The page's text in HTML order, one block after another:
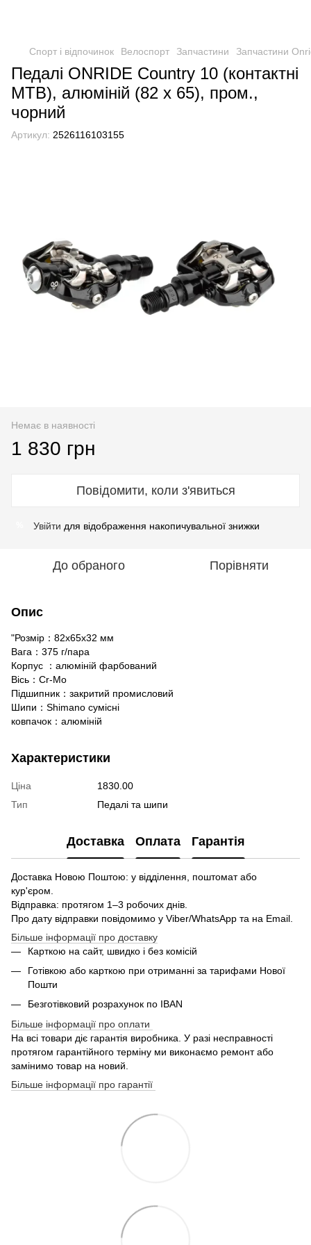
Спорт і відпочинок Велоспорт Запчастини Запчастини
Педалі ONRIDE Country 10 (контактні
MTB), алюміній (82 x 65), пром.,
чорний
Артикул: 2526116103155
Немає в наявності
1 830 грн
Повідомити, коли з'явиться
Увійти для відображення накопичувальної знижки
До обраного Порівняти
Опис
"Розмір：82x65x32 мм
Вага：375 г/пара
Корпус ：алюміній фарбований
Вісь：Cr-Mo
Підшипник：закритий промисловий
Шипи：Shimano сумісні
ковпачок：алюміній
Характеристики
Ціна
1830.00
Тип
Педалі та шипи
Доставка Оплата Гарантія
Доставка Новою Поштою: у відділення, поштомат або
кур'єром.
Відправка: протягом 1–3 робочих днів.
Про дату відправки повідомимо у Viber/WhatsApp та на Email.
Більше інформації про доставку
Карткою на сайт, швидко і без комісій
Готівкою або карткою при отриманні за тарифами Нової
Пошти
Безготівковий розрахунок по IBAN
Більше інформації про оплати
На всі товари діє гарантія виробника. У разі несправності
протягом гарантійного терміну ми виконаємо ремонт або
замінимо товар на новий.
Більше інформації про гарантії